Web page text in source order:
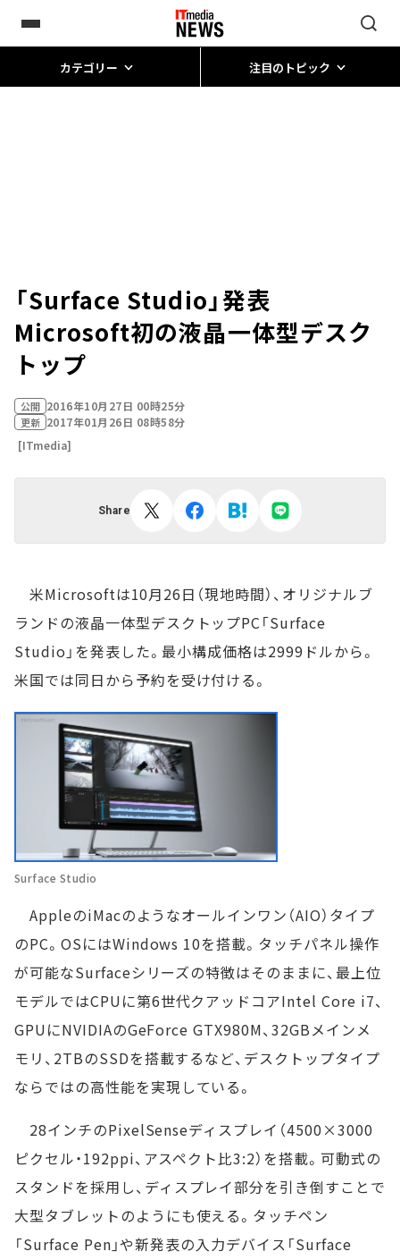
カテゴリー 注目のトピック
「Surface Studio」発表
Microsoft初の液晶一体型デスク
トップ
公開 2016年10月27日 00時25分
更新 2017年01月26日 08時58分
[ITmedia]
Share
米Microsoftは10月26日（現地時間）、オリジナルブ
ランドの液晶一体型デスクトップPC「Surface
Studio」を発表した。最小構成価格は2999ドルから。
米国では同日から予約を受け付ける。
Surface Studio
AppleのiMacのようなオールインワン（AIO）タイプ
のPC。OSにはWindows 10を搭載。タッチパネル操作
が可能なSurfaceシリーズの特徴はそのままに、最上位
モデルではCPUに第6世代クアッドコアIntel Core i7、
GPUにNVIDIAのGeForce GTX980M、32GBメインメ
モリ、2TBのSSDを搭載するなど、デスクトップタイプ
ならではの高性能を実現している。
28インチのPixelSenseディスプレイ（4500×3000
ピクセル・192ppi、アスペクト比3:2）を搭載。可動式の
スタンドを採用し、ディスプレイ部分を引き倒すことで
大型タブレットのようにも使える。タッチペン
「Surface Pen」や新発表の入力デバイス「Surface